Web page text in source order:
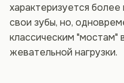
характеризуется
свои зубы, но,
классическим "мостам"
жевательной нагрузки.